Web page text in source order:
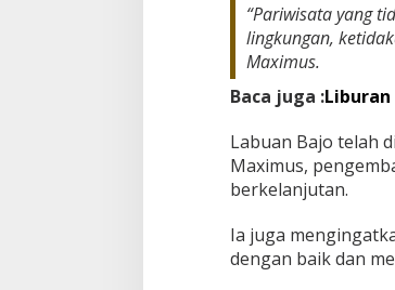
“Pariwisata yang
lingkungan,
Maximus.
Baca juga :Liburan
Labuan Bajo telah
Maximus,
berkelanjutan.
Ia juga
dengan baik dan